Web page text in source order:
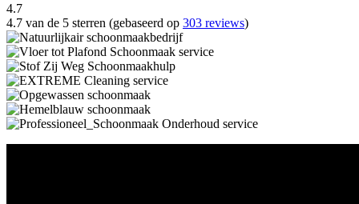
4.7
4.7 van de 5 sterren (gebaseerd op 303 reviews)